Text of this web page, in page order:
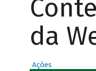
da
Ações